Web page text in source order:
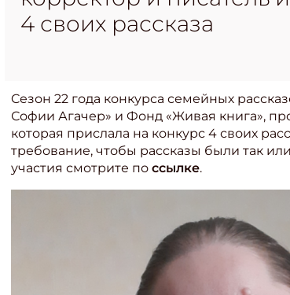
4 своих рассказа
Cезон 22 года конкурса семейных
Софии Агачер» и Фонд «Живая книга»,
которая прислала на конкурс 4 своих
требование, чтобы рассказы были так
участия смотрите по ссылке.